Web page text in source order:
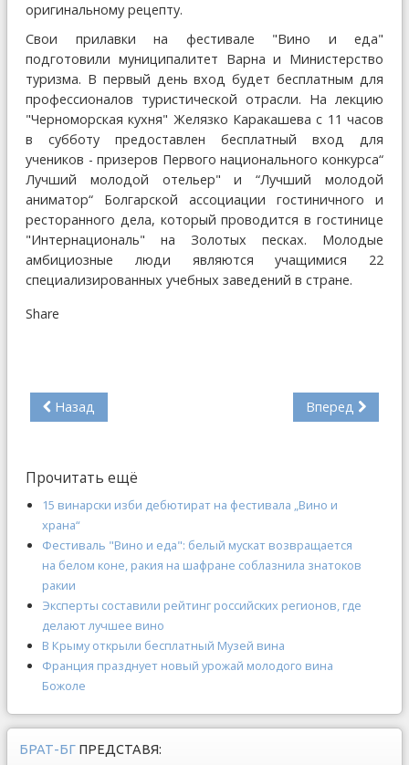
оригинальному рецепту.
Свои прилавки на фестивале "Вино и еда"
подготовили муниципалитет Варна и Министерство
туризма. В первый день вход будет бесплатным для
профессионалов туристической отрасли. На лекцию
"Черноморская кухня" Желязко Каракашева с 11 часов
в субботу предоставлен бесплатный вход для
учеников - призеров Первого национального конкурса“
Лучший молодой отельер" и “Лучший молодой
аниматор“ Болгарской ассоциации гостиничного и
ресторанного дела, который проводится в гостинице
"Интернациональ" на Золотых песках. Молодые
амбициозные люди являются учащимися 22
специализированных учебных заведений в стране.
Share
Назад Вперед
Прочитать ещё
15 винарски изби дебютират на фестивала „Вино и
храна“
Фестиваль "Вино и еда": белый мускат возвращается
на белом коне, ракия на шафране соблазнила знатоков
ракии
Эксперты составили рейтинг российских регионов, где
делают лучшее вино
В Крыму открыли бесплатный Музей вина
Франция празднует новый урожай молодого вина
Божоле
БРАТ-БГ ПРЕДСТАВЯ: